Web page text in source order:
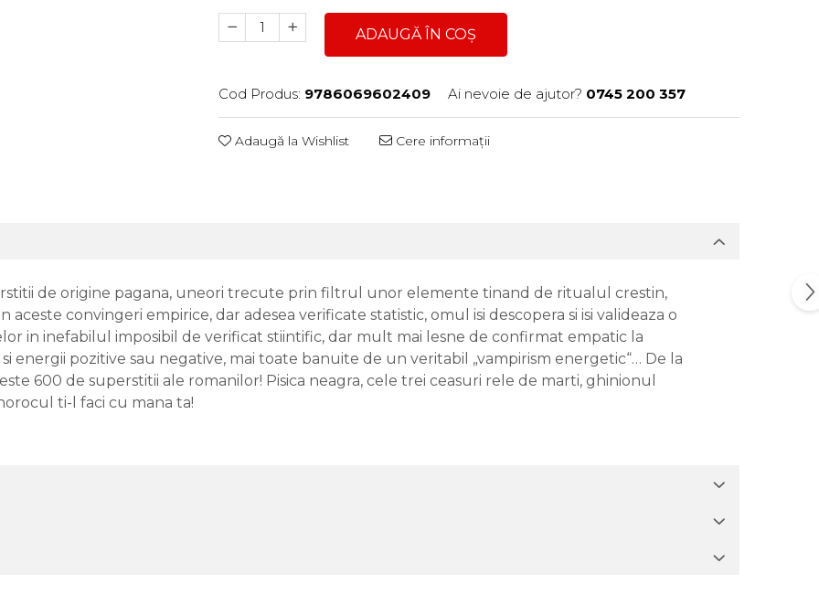
ADAUGĂ ÎN COȘ
Cod Produs: 9786069602409 Ai nevoie de ajutor? 0745 200 357
Adaugă la Wishlist Cere informații
de origine pagana, uneori trecute prin filtrul unor elemente tinand de ritualul crestin,
convingeri empirice, dar adesea verificate statistic, omul isi descopera si isi valideaza o
in inefabilul imposibil de verificat stiintific, dar mult mai lesne de confirmat empatic la
pozitive sau negative, mai toate banuite de un veritabil „vampirism energetic“… De la
600 de superstitii ale romanilor! Pisica neagra, cele trei ceasuri rele de marti, ghinionul
ti-l faci cu mana ta!